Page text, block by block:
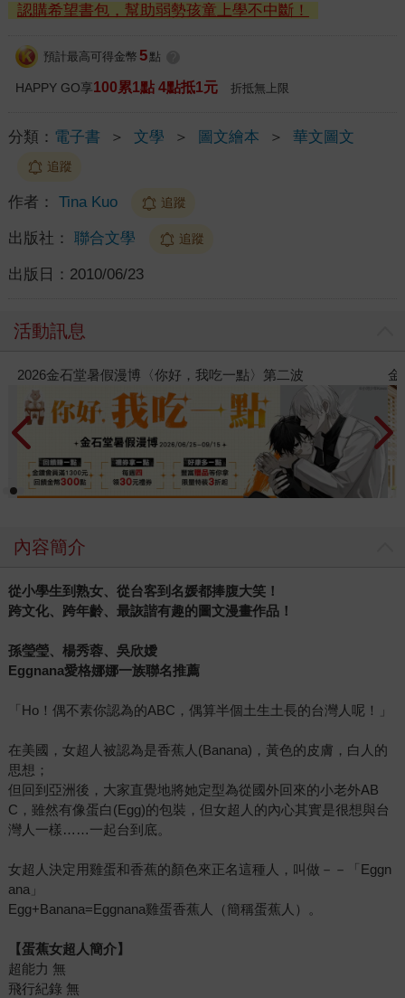
認購希望書包，幫助弱勢孩童上學不中斷！
預計最高可得金幣 5 點
HAPPY GO享100累1點 4點抵1元 折抵無上限
分類： 電子書 ＞ 文學 ＞ 圖文繪本 ＞ 華文圖文
追蹤
作者： Tina Kuo 追蹤
出版社： 聯合文學 追蹤
出版日： 2010/06/23
活動訊息
金石堂2026海外優惠：電子書
內容簡介
從小學生到熟女、從台客到名媛都捧腹大笑！
跨文化、跨年齡、最詼諧有趣的圖文漫畫作品！
孫瑩瑩、楊秀蓉、吳欣嬡
Eggnana愛格娜娜一族聯名推薦
「Ho！偶不素你認為的ABC，偶算半個土生土長的台灣人呢！」
在美國，女超人被認為是香蕉人(Banana)，黃色的皮膚，白人的
思想；
但回到亞洲後，大家直覺地將她定型為從國外回來的小老外AB
C，雖然有像蛋白(Egg)的包裝，但女超人的內心其實是很想與台
灣人一樣……一起台到底。
女超人決定用雞蛋和香蕉的顏色來正名這種人，叫做－－「Eggn
ana」
Egg+Banana=Eggnana雞蛋香蕉人（簡稱蛋蕉人）。
【蛋蕉女超人簡介】
超能力 無
飛行紀錄 無